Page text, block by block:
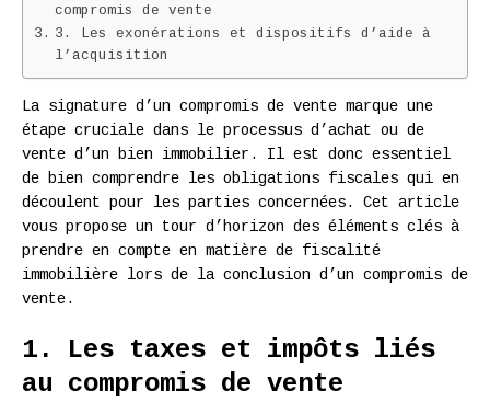
compromis de vente
3. Les exonérations et dispositifs d’aide à
l’acquisition
La signature d’un compromis de vente marque une
étape cruciale dans le processus d’achat ou de
vente d’un bien immobilier. Il est donc essentiel
de bien comprendre les obligations fiscales qui en
découlent pour les parties concernées. Cet article
vous propose un tour d’horizon des éléments clés à
prendre en compte en matière de fiscalité
immobilière lors de la conclusion d’un compromis de
vente.
1. Les taxes et impôts liés
au compromis de vente